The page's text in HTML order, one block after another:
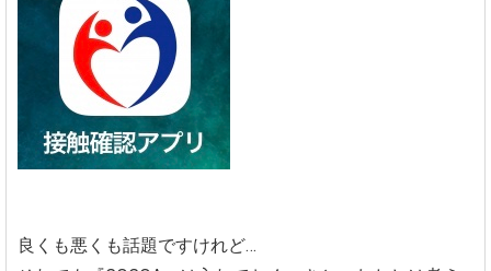
良くも悪くも話題ですけれど…